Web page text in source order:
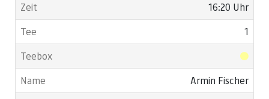
16:20 Uhr
1
Armin Fischer